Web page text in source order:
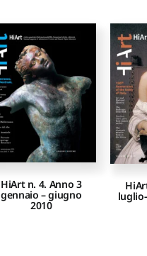
HiArt n. 4. Anno 3
gennaio – giugno
2010